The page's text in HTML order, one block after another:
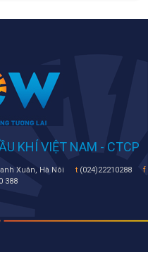
Xuân, Hà Nôi t(024)22210288
f